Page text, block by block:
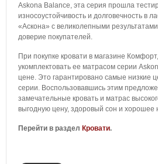
Askona Balance, эта серия прошла
износоустойчивость и долговечность в
«Аскона» с великолепными
доверие покупателей.
При покупке кровати в магазине
укомплектовать ее матрасом серии
цене. Это гарантировано самые низкие
серии. Воспользовавшись этим
замечательные кровать и матрас
выгодную цену, здоровый сон и хорошее
Перейти в раздел Кровати.